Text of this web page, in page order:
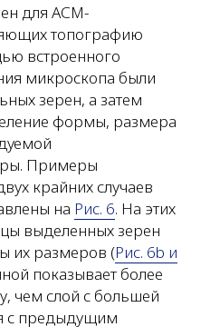
для АСМ-
топографию
встроенного
микроскопа были
зерен, а затем
формы, размера
Примеры
крайних случаев
на Рис. 6. На этих
выделенных зерен
их размеров (Рис. 6b и
показывает более
чем слой с большей
с предыдущим